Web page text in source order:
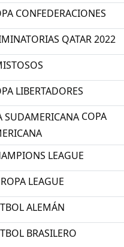
CONFEDERACIONES
QATAR 2022
LIBERTADORES
COPA
LEAGUE
LEAGUE
ALEMÁN
BRASILERO